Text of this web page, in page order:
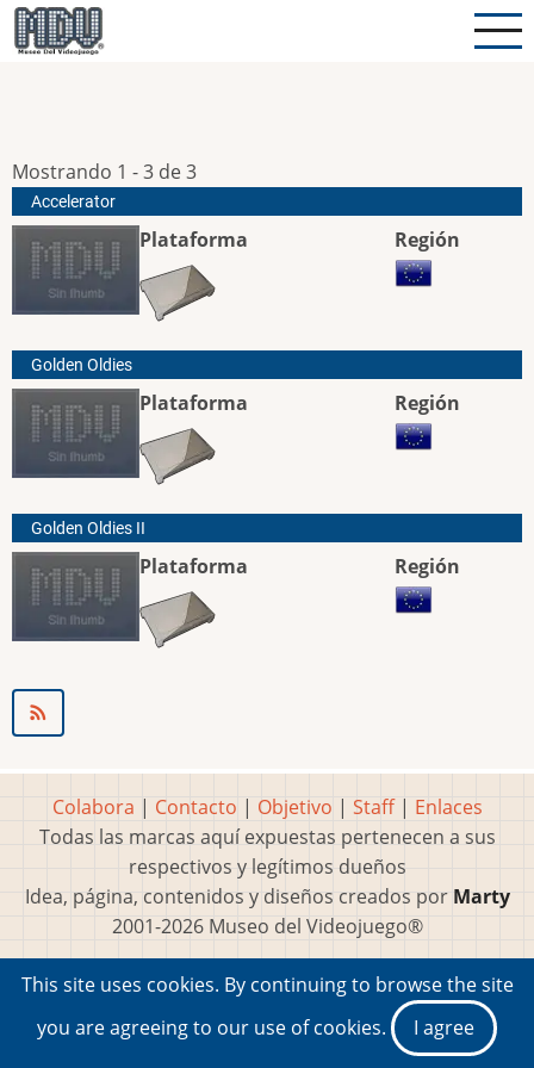
Pasar
al
Mostrando 1 - 3 de 3
Accelerator
Plataforma Región
Golden Oldies
Plataforma Región
Golden Oldies II
Plataforma Región
Colabora | Contacto | Objetivo | Staff| Enlaces
Todas las marcas aquí expuestas pertenecen a sus
respectivos y legítimos dueños
Idea, página, contenidos y diseños creados por Marty
2001-2026 Museo del Videojuego®
This site uses cookies. By continuing to browse the site
you are agreeing to our use of cookies.
I agree